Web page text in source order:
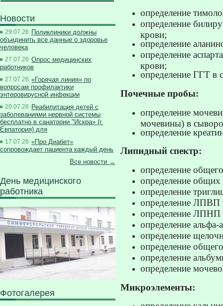
Новости
29.07.26 Поликлиники должны
объединить все данные о здоровье
человека
27.07.26 Опрос медицинских
работников
27.07.26 «Горячая линия» по
вопросам профилактики
энтеровирусной инфекции
20.07.26 Реабилитация детей с
заболеваниями нервной системы
бесплатно в санатории "Искра» (г.
Евпатория) для
17.07.26 «Про Диабет»
сопровождает пациента каждый день
Все новости →
День медицинского
работника
Фотогалерея
определение
определение
крови;
определение
определение
крови;
определение ГГТ в
Почечные пробы:
определение
мочевины) в
определение
Липидный спектр:
определение
определение
определение
определение ЛПВП
определение ЛПНП
определение
определение
определение
определение
определение
Микроэлементы: